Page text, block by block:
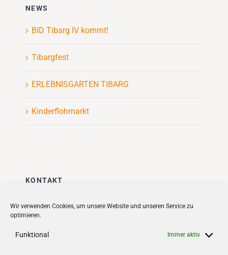
Wir verwenden Cookies, um unsere Website und unseren Service zu
optimieren.
Funktional Immer aktiv
NEWS
BID Tibarg IV kommt!
Tibargfest
ERLEBNISGARTEN TIBARG
Kinderflohmarkt
KONTAKT
Stadt + Handel City- und
Quartiersmanagement